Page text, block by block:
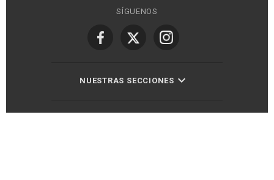
SÍGUENOS
NUESTRAS SECCIONES